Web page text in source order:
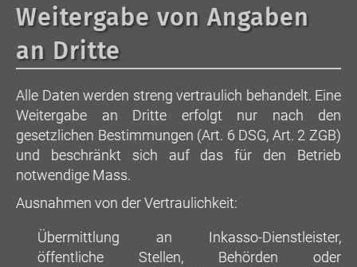
Weitergabe von Angaben
an Dritte
Alle Daten werden streng vertraulich behandelt. Eine
Weitergabe an Dritte erfolgt nur nach den
gesetzlichen Bestimmungen (Art. 6 DSG, Art. 2 ZGB)
und beschränkt sich auf das für den Betrieb
notwendige Mass.
Ausnahmen von der Vertraulichkeit:
Übermittlung an Inkasso-Dienstleister,
öffentliche Stellen, Behörden oder